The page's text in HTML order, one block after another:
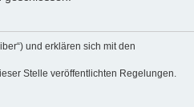
und erklären sich mit den
Stelle veröffentlichten Regelungen.